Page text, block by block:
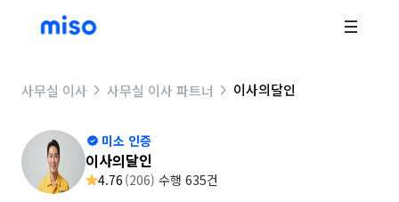
사무실 이사 사무실 이사 파트너 이사의달인
미소 인증
이사의달인
4.76 (206) 수행 635건